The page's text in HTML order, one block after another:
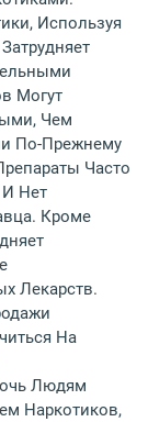
Используя
Могут
Чем
По-Прежнему
Часто
И Нет
Кроме
Лекарств.
На
Людям
Наркотиков,